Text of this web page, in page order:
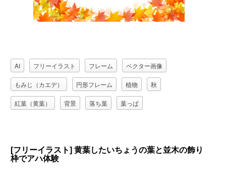
AI フリーイラスト フレーム ベクター画像
もみじ（カエデ） 円形フレーム 植物 秋
紅葉（黄葉） 背景 落ち葉 葉っぱ
[フリーイラスト] 黄葉したいちょうの葉と並木の飾り
枠でアハ体験